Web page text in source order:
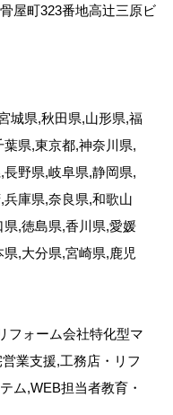
屋町323番地高辻三原ビ
城県,秋田県,山形県,福
県,東京都,神奈川県,
野県,岐阜県,静岡県,
庫県,奈良県,和歌山
,徳島県,香川県,愛媛
,大分県,宮崎県,鹿児
フォーム会社特化型マ
業支援,工務店・リフ
ム,WEB担当者教育・